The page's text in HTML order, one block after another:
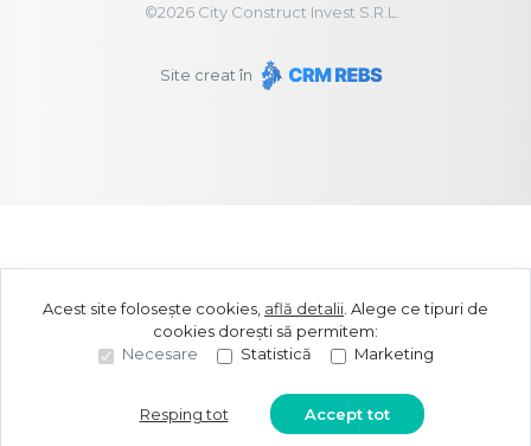
Sună acum Solicită vizionare
©2026City Construct Invest S.R.L.
Site creat în
Acest site folosește cookies, află detalii Alege ce tipuri de
cookies dorești să permitem:
Necesare
Statistică Marketing
Resping tot Accept tot